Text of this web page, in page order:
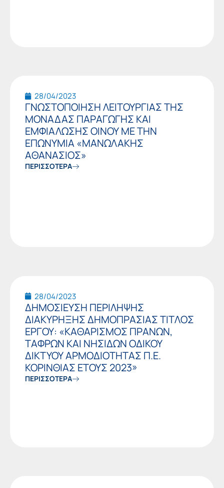
28/04/2023
ΓΝΩΣΤΟΠΟΙΗΣΗ ΛΕΙΤΟΥΡΓΙΑΣ ΤΗΣ
ΜΟΝΑΔΑΣ ΠΑΡΑΓΩΓΗΣ ΚΑΙ
ΕΜΦΙΑΛΩΣΗΣ ΟΙΝΟΥ ΜΕ ΤΗΝ
ΕΠΩΝΥΜΙΑ «ΜΑΝΩΛΑΚΗΣ
ΑΘΑΝΑΣΙΟΣ»
ΠΕΡΙΣΣΟΤΕΡΑ
28/04/2023
ΔΗΜΟΣΙΕΥΣΗ ΠΕΡΙΛΗΨΗΣ
ΔΙΑΚΥΡΗΞΗΣ ΔΗΜΟΠΡΑΣΙΑΣ ΤΙΤΛΟΣ
ΕΡΓΟΥ: «ΚΑΘΑΡΙΣΜΟΣ ΠΡΑΝΩΝ,
TΑΦΡΩΝ ΚΑΙ ΝΗΣΙΔΩΝ ΟΔΙΚΟΥ
ΔΙΚΤΥΟΥ ΑΡΜΟΔΙΟΤΗΤΑΣ Π.Ε.
ΚΟΡΙΝΘΙΑΣ ΕΤΟΥΣ 2023»
ΠΕΡΙΣΣΟΤΕΡΑ